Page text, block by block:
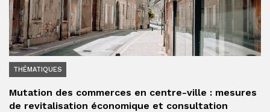
THÉMATIQUES
Mutation des commerces en centre-ville : mesures
de revitalisation économique et consultation